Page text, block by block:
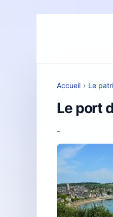
Accueil › Le
Le port
-